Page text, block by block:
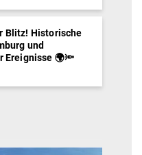
Historische
und
Ereignisse 🌍🔦